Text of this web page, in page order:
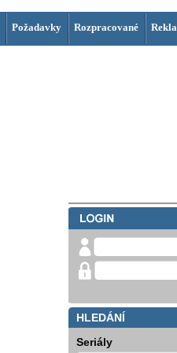
Požadavky Rozpracované
HLEDÁNÍ
Seriály